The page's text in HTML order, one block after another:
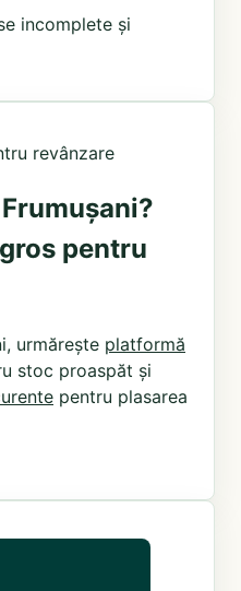
incomplete și
revânzare
pentru
urmărește platformă
stoc proaspăt și
pentru plasarea